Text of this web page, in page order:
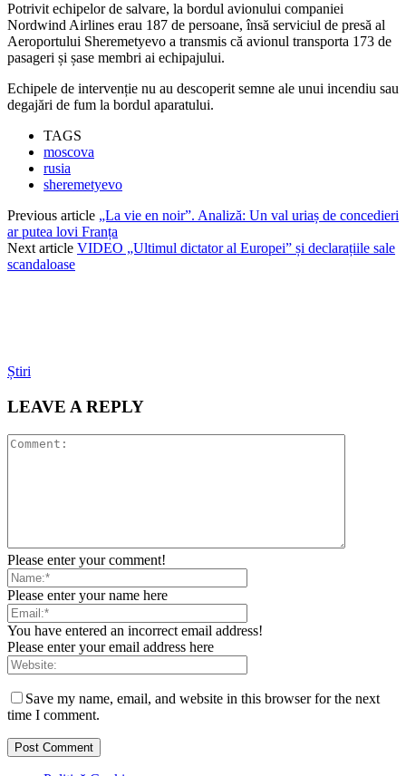
Potrivit echipelor de salvare, la bordul avionului companiei
Nordwind Airlines erau 187 de persoane, însă serviciul de presă al
Aeroportului Sheremetyevo a transmis că avionul transporta 173 de
pasageri și șase membri ai echipajului.
Echipele de intervenție nu au descoperit semne ale unui incendiu sau
degajări de fum la bordul aparatului.
TAGS
moscova
rusia
sheremetyevo
Previous article „La vie en noir”. Analiză: Un val uriaș de concedieri
ar putea lovi Franța
Next article VIDEO „Ultimul dictator al Europei” și declarațiile sale
scandaloase
Știri
LEAVE A REPLY
Please enter your comment!
Please enter your name here
You have entered an incorrect email address!
Please enter your email address here
Save my name, email, and website in this browser for the next
time I comment.